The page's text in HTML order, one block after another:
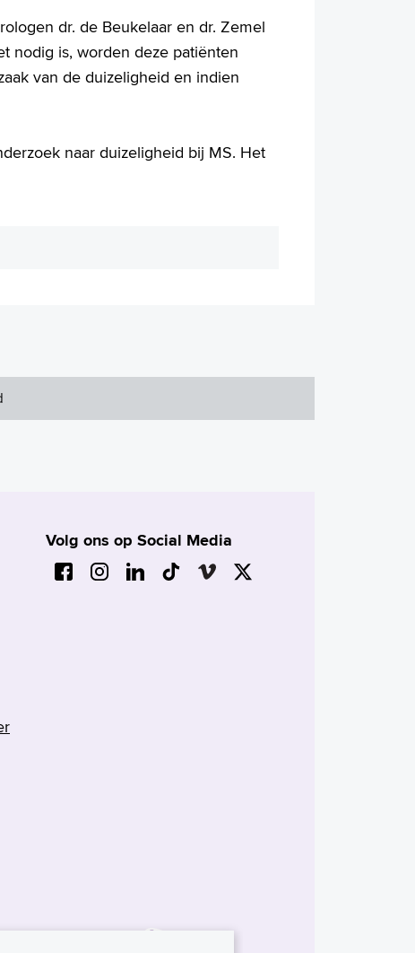
dr. de Beukelaar en dr. Zemel
nodig is, worden deze patiënten
van de duizeligheid en indien
naar duizeligheid bij MS. Het
Volg ons op Social Media